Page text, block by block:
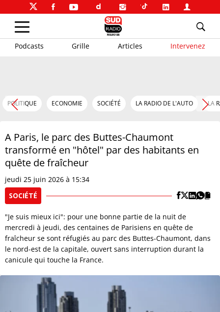
Podcasts Grille Articles Intervenez
POLITIQUE ECONOMIE SOCIÉTÉ LA RADIO DE L'AUTO LA
A Paris, le parc des Buttes-Chaumont
transformé en "hôtel" par des habitants en
quête de fraîcheur
jeudi 25 juin 2026 à 15:34
SOCIÉTÉ
"Je suis mieux ici": pour une bonne partie de la nuit de
mercredi à jeudi, des centaines de Parisiens en quête de
fraîcheur se sont réfugiés au parc des Buttes-Chaumont, dans
le nord-est de la capitale, ouvert sans interruption durant la
canicule qui touche la France.